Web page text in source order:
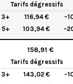
Tarifs dégressifs
3+
116,94 €
5+
103,94 €
158,91 €
Tarifs dégressifs
3+
143,02 €